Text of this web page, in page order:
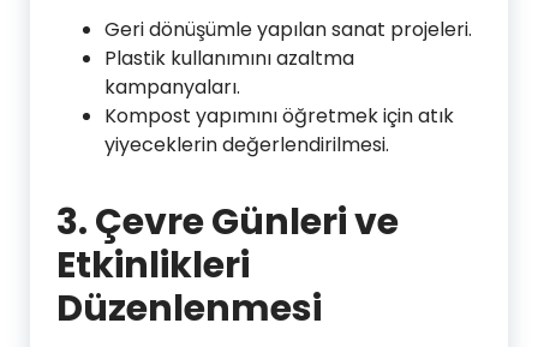
Geri dönüşümle yapılan sanat projeleri.
Plastik kullanımını azaltma
kampanyaları.
Kompost yapımını öğretmek için atık
yiyeceklerin değerlendirilmesi.
3. Çevre Günleri ve
Etkinlikleri
Düzenlenmesi